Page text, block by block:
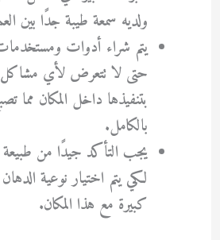
ولديه سمعة طيبة جدًا بين
يتم شراء أدوات
حتى لا تتعرض لأي مشاكل
بتنفيذها داخل المكان مما
بالكامل.
يجب التأكد جيدًا من طبيعة
لكي يتم اختيار نوعية
كبيرة مع هذا المكان.